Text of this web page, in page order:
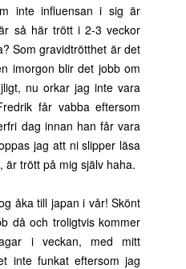
inte influensan i sig är
så här trött i 2-3 veckor
Som gravidtrötthet är det
imorgon blir det jobb om
nu orkar jag inte vara
får vabba eftersom
dag innan han får vara
jag att ni slipper läsa
är trött på mig själv haha.
åka till japan i vår! Skönt
då och troligtvis kommer
i veckan, med mitt
inte funkat eftersom jag